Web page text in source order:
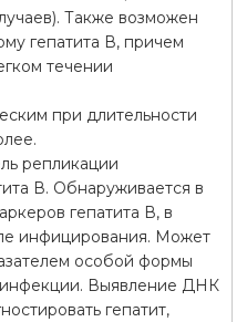
Также возможен
гепатита В, причем
течении
при длительности
репликации
В. Обнаруживается в
гепатита В, в
инфицирования. Может
особой формы
Выявление ДНК
гепатит,